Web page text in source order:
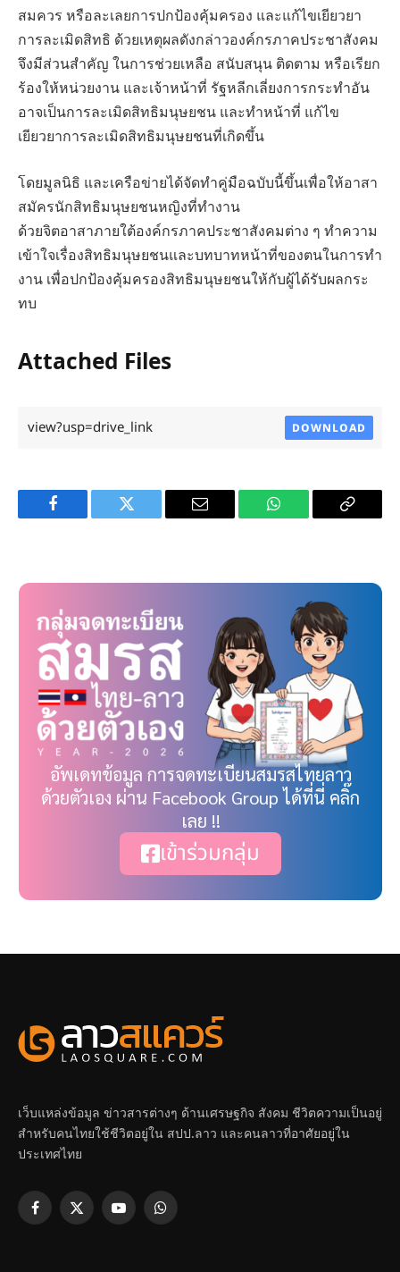
สมควร หรือละเลยการปกป้องคุ้มครอง และแก้ไขเยียวยา
การละเมิดสิทธิ ด้วยเหตุผลดังกล่าวองค์กรภาคประชาสังคม
จึงมีส่วนสําคัญ ในการช่วยเหลือ สนับสนุน ติดตาม หรือเรียก
ร้องให้หน่วยงาน และเจ้าหน้าที่ รัฐหลีกเลี่ยงการกระทําอัน
อาจเป็นการละเมิดสิทธิมนุษยชน และทําหน้าที่ แก้ไข
เยียวยาการละเมิดสิทธิมนุษยชนที่เกิดขึ้น
โดยมูลนิธิ และเครือข่ายได้จัดทําคู่มือฉบับนี้ขึ้นเพื่อให้อาสา
สมัครนักสิทธิมนุษยชนหญิงที่ทํางาน
ด้วยจิตอาสาภายใต้องค์กรภาคประชาสังคมต่าง ๆ ทําความ
เข้าใจเรื่องสิทธิมนุษยชนและบทบาทหน้าที่ของตนในการทํา
งาน เพื่อปกป้องคุ้มครองสิทธิมนุษยชนให้กับผู้ได้รับผลกระ
ทบ
Attached Files
view?usp=drive_link DOWNLOAD
Facebook Twitter Email WhatsApp Copy
อัพเดทข้อมูล การจดทะเบียนสมรสไทยลาว
ด้วยตัวเอง ผ่าน Facebook Group ได้ที่นี่ คลิ๊ก
เลย !!
เข้าร่วมกลุ่ม
เว็บแหล่งข้อมูล ข่าวสารต่างๆ ด้านเศรษฐกิจ สังคม ชีวิตความเป็นอยู่
สำหรับคนไทยใช้ชีวิตอยู่ใน สปป.ลาว และคนลาวที่อาศัยอยู่ใน
ประเทศไทย
Facebook
X
YouTubeWhatsApp